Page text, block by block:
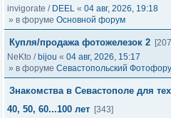
invigorate / DEEL « 04 авг, 2026, 19:18
» в форуме Основной форум
Купля/продажа фотожелезок 2
NeKto / bijou « 04 авг, 2026, 15:17
» в форуме Севастопольский
Знакомства в Севастополе для
40, 50, 60...100 лет [343]